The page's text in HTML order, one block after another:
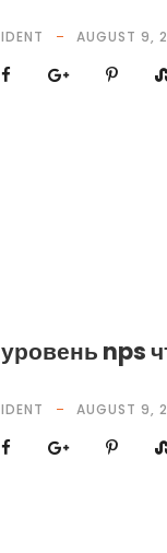
IDENT AUGUST 9,
уровень nps
IDENT AUGUST 9,